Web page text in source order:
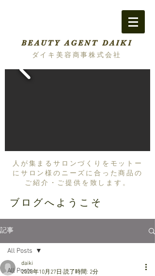
BEAUTY AGENT DAIKI
ダイキ美容商事株式会社
人が集まるサロンづくりをモットー
にサロン様のニーズに合った商品の
ご紹介・ご提供を致します。
ブログへようこそ
記事
All Posts
All Posts
daiki
2020年10月27日 読了時間: 2分